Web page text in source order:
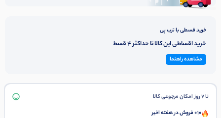
خرید قسطی با ترب پی
خرید اقساطی این کالا تا حداکثر 4 قسط
مشاهده راهنما
تا 7 روز امکان مرجوعی کالا
10+ فروش در هفته اخیر